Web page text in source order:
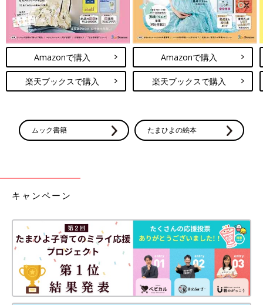
Amazonで購入
楽天ブックスで購入
Amazonで購入
楽天ブックスで購入
ムック書籍 たまひよの絵本
キャンペーン